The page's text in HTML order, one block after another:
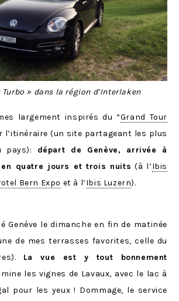
Turbo » dans la région d’Interlaken
largement inspirés du “Grand Tour
l’itinéraire (un site partageant les plus
pays): départ de Genève, arrivée à
quatre jours et trois nuits (à l’Ibis
Bern Expo et à l’Ibis Luzern).
Genève le dimanche en fin de matinée
de mes terrasses favorites, celle du
La vue est y tout bonnement
les vignes de Lavaux, avec le lac à
pour les yeux ! Dommage, le service